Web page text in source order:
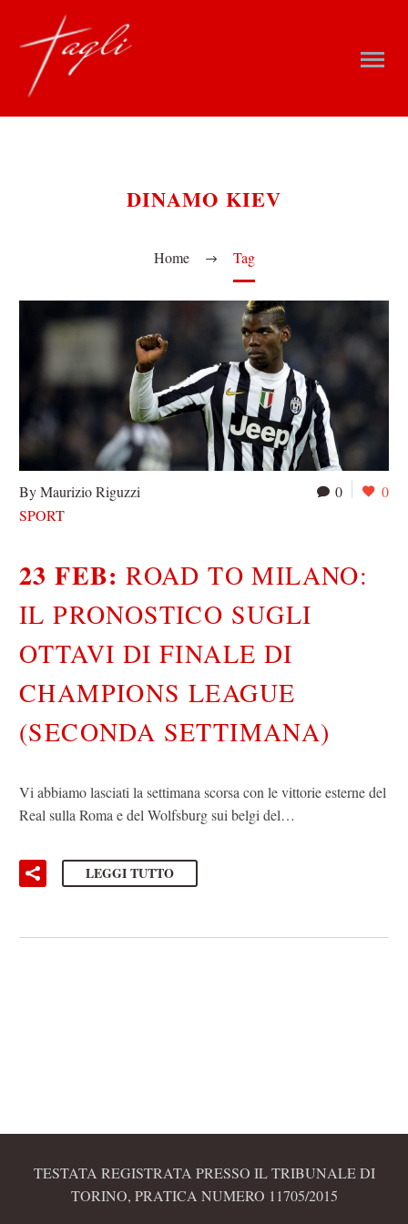
DINAMO KIEV
Home Tag
0 0
By Maurizio Riguzzi
SPORT
23 FEB:ROAD TO MILANO:
IL PRONOSTICO SUGLI
OTTAVI DI FINALE DI
CHAMPIONS LEAGUE
(SECONDA SETTIMANA)
Vi abbiamo lasciati la settimana scorsa con le vittorie esterne del
Real sulla Roma e del Wolfsburg sui belgi del…
LEGGI TUTTO
TESTATA REGISTRATA PRESSO IL TRIBUNALE DI
TORINO, PRATICA NUMERO 11705/2015